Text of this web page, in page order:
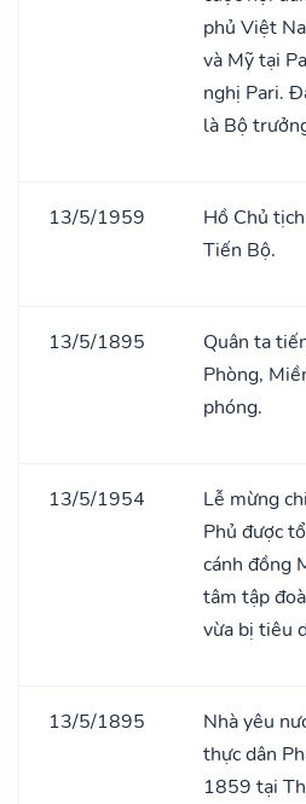
phủ Việt
và Mỹ tại
nghị Pari.
là Bộ
13/5/1959
Hồ Chủ
Tiến Bộ.
13/5/1895
Quân ta
Phòng,
phóng.
13/5/1954
Lễ mừng
Phủ được
cánh đồng
tâm tập
vừa bị tiêu
13/5/1895
Nhà yêu
thực dân
1859 tại